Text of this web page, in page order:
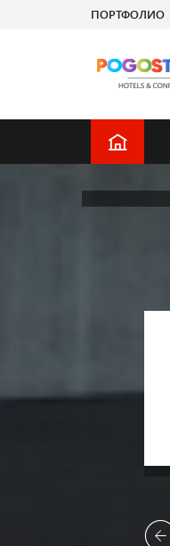
ПОРТФОЛИО